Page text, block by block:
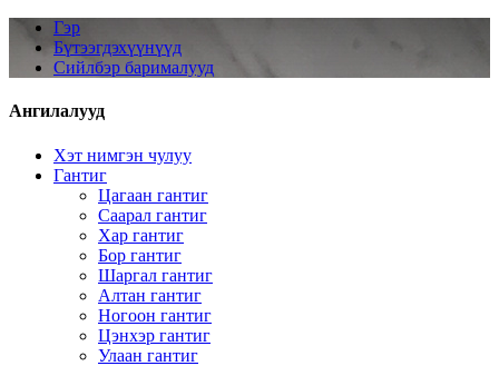
Гэр
Бүтээгдэхүүнүүд
Сийлбэр барималууд
Ангилалууд
Хэт нимгэн чулуу
Гантиг
Цагаан гантиг
Саарал гантиг
Хар гантиг
Бор гантиг
Шаргал гантиг
Алтан гантиг
Ногоон гантиг
Цэнхэр гантиг
Улаан гантиг